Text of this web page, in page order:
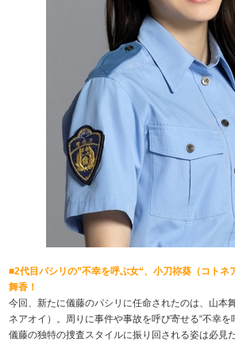
■2代目パシリの”不幸を呼ぶ女“、小刀祢葵（コトネ
舞香！
今回、新たに儀藤のパシリに任命されたのは、山本
ネアオイ）。周りに事件や事故を呼び寄せる“不幸を
儀藤の独特の捜査スタイルに振り回される姿は必見